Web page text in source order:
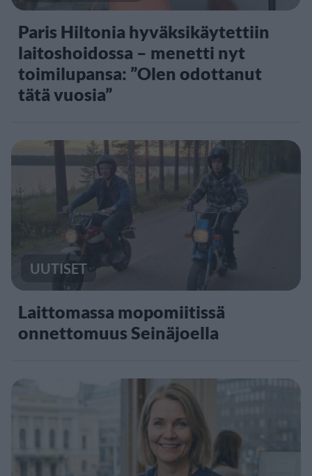
Paris Hiltonia hyväksikäytettiin
laitoshoidossa – menetti nyt
toimilupansa: ”Olen odottanut
tätä vuosia”
UUTISET
Laittomassa mopomiitissä
onnettomuus Seinäjoella